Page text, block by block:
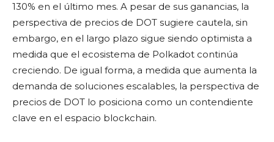
130% en el último mes. A pesar de sus ganancias, la
perspectiva de precios de DOT sugiere cautela, sin
embargo, en el largo plazo sigue siendo optimista a
medida que el ecosistema de Polkadot continúa
creciendo. De igual forma, a medida que aumenta la
demanda de soluciones escalables, la perspectiva de
precios de DOT lo posiciona como un contendiente
clave en el espacio blockchain.